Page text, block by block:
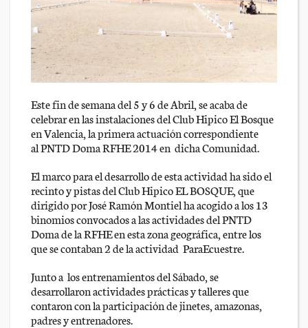
Este fin de semana del 5 y 6 de Abril, se acaba de
celebrar en las instalaciones del Club Hipico El Bosque
en Valencia, la primera actuación correspondiente
al PNTD Doma RFHE 2014 en dicha Comunidad.
El marco para el desarrollo de esta actividad ha sido el
recinto y pistas del Club Hipico EL BOSQUE, que
dirigido por José Ramón Montiel ha acogido a los 13
binomios convocados a las actividades del PNTD
Doma de la RFHE en esta zona geográfica, entre los
que se contaban 2 de la actividad ParaEcuestre.
Junto a los entrenamientos del Sábado, se
desarrollaron actividades prácticas y talleres que
contaron con la participación de jinetes, amazonas,
padres y entrenadores.